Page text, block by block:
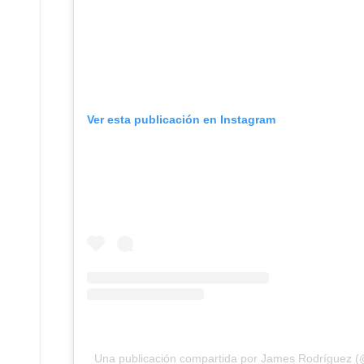
Ver esta publicación en Instagram
Una publicación compartida por James Rodríguez